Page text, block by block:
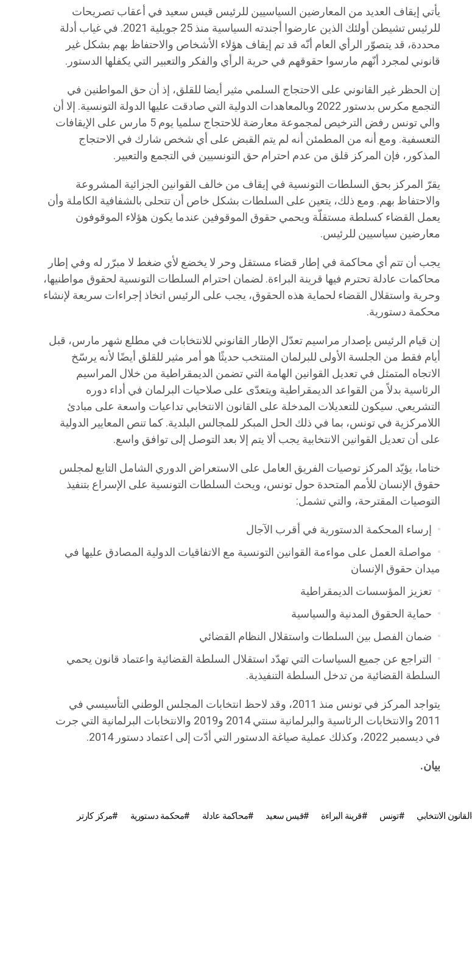
يأتي إيقاف العديد من المعارضين السياسيين للرئيس قيس سعيد في أعقاب تصريحات
للرئيس تشيطن أولئك الذين عارضوا أجندته السياسية منذ 25 جويلية 2021. في غياب أدلة
محددة، قد يتصوّر الرأي العام أنّه قد تم إيقاف هؤلاء الأشخاص والاحتفاظ بهم بشكل غير
قانوني لمجرد أنّهم مارسوا حقوقهم في حرية الرأي والفكر والتعبير التي يكفلها الدستور.
إن الحظر غير القانوني على الاحتجاج السلمي مثير أيضا للقلق، إذ أن حق المواطنين في
التجمع مكرس بدستور 2022 وبالمعاهدات الدولية التي صادقت عليها الدولة التونسية. إلا أن
والي تونس رفض الترخيص لمجموعة معارضة للاحتجاج سلميا يوم 5 مارس على الإيقافات
التعسفية. ومع أنه من المطمئن أنه لم يتم القبض على أي شخص شارك في الاحتجاج
المذكور، فإن المركز قلق من عدم احترام حق التونسيين في التجمع والتعبير.
يقرّ المركز بحق السلطات التونسية في إيقاف من خالف القوانين الجزائية المشروعة
والاحتفاظ بهم. ومع ذلك، يتعين على السلطات بشكل خاص أن تتحلى بالشفافية الكاملة وأن
يعمل القضاء كسلطة مستقلّة ويحمي حقوق الموقوفين عندما يكون هؤلاء الموقوفون
معارضين سياسيين للرئيس.
يجب أن تتم أي محاكمة في إطار قضاء مستقل وحر لا يخضع لأي ضغط لا مبرّر له وفي إطار
محاكمات عادلة تحترم فيها قرينة البراءة. لضمان احترام السلطات التونسية لحقوق مواطنيها،
وحرية واستقلال القضاء لحماية هذه الحقوق، يجب على الرئيس اتخاذ إجراءات سريعة لإنشاء
محكمة دستورية.
إن قيام الرئيس بإصدار مراسيم تعدّل الإطار القانوني للانتخابات في مطلع شهر مارس، قبل
أيام فقط من الجلسة الأولى للبرلمان المنتخب حديثًا هو أمر مثير للقلق أيضًا لأنه يرسّخ
الاتجاه المتمثل في تعديل القوانين الهامة التي تضمن الديمقراطية من خلال المراسيم
الرئاسية بدلاً من القواعد الديمقراطية ويتعدّى على صلاحيات البرلمان في أداء دوره
التشريعي. سيكون للتعديلات المدخلة على القانون الانتخابي تداعيات واسعة على مبادئ
اللامركزية في تونس، بما في ذلك الحل المبكر للمجالس البلدية. كما تنص المعايير الدولية
على أن تعديل القوانين الانتخابية يجب ألا يتم إلا بعد التوصل إلى توافق واسع.
ختاما، يؤيّد المركز توصيات الفريق العامل على الاستعراض الدوري الشامل التابع لمجلس
حقوق الإنسان للأمم المتحدة حول تونس، ويحث السلطات التونسية على الإسراع بتنفيذ
التوصيات المقترحة، والتي تشمل:
إرساء المحكمة الدستورية في أقرب الآجال
مواصلة العمل على مواءمة القوانين التونسية مع الاتفاقيات الدولية المصادق عليها في
ميدان حقوق الإنسان
تعزيز المؤسسات الديمقراطية
حماية الحقوق المدنية والسياسية
ضمان الفصل بين السلطات واستقلال النظام القضائي
التراجع عن جميع السياسات التي تهدّد استقلال السلطة القضائية واعتماد قانون يحمي
السلطة القضائية من تدخل السلطة التنفيذية.
يتواجد المركز في تونس منذ 2011، وقد لاحظ انتخابات المجلس الوطني التأسيسي في
2011 والانتخابات الرئاسية والبرلمانية سنتي 2014 و2019 والانتخابات البرلمانية التي جرت
في ديسمبر 2022، وكذلك عملية صياغة الدستور التي أدّت إلى اعتماد دستور 2014.
بيان.
القانون الانتخابي تونس قرينة البراءة قيس سعيد محاكمة عادلة محكمة دستورية مركز كارتر